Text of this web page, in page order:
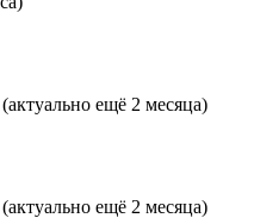
(актуально ещё 2 месяца)
(актуально ещё 2 месяца)